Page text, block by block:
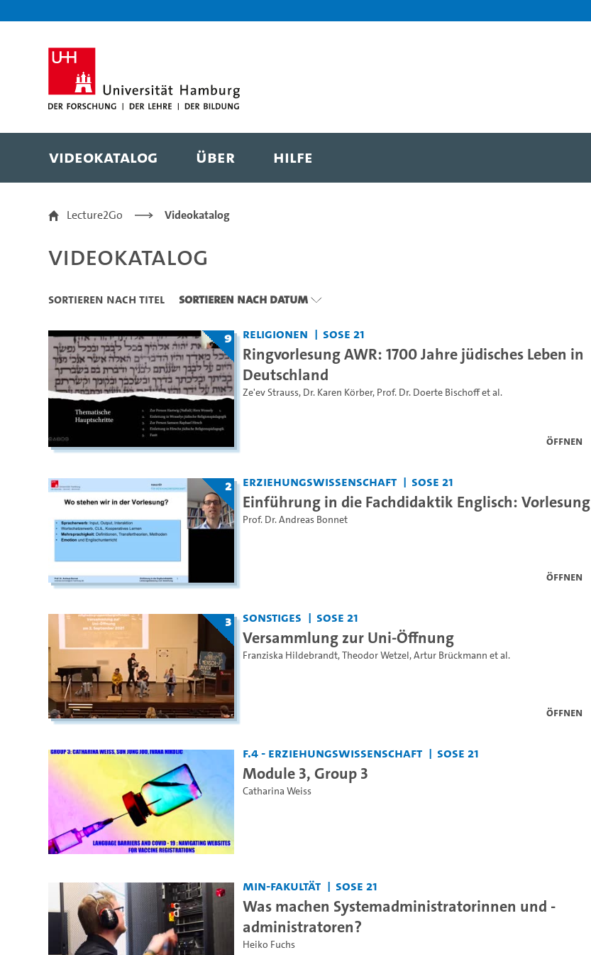
Videokatalog Über Hilfe
Videokatalog
Lecture2Go Videokatalog
Videokatalog
Sortieren nach Titel Sortieren nach Datum
9 Religionen SoSe 21
Ringvorlesung AWR: 1700 Jahre jüdisches Leben in
Deutschland
Ze'ev Strauss, Dr. Karen Körber, Prof. Dr. Doerte Bischoffet al.
Öffnen
2 Erziehungswissenschaft SoSe 21
Einführung in die Fachdidaktik Englisch: Vorlesung
Prof. Dr. Andreas Bonnet
Öffnen
3 Sonstiges SoSe 21
Versammlung zur Uni-Öffnung
Franziska Hildebrandt,Theodor Wetzel,Artur Brückmann et al.
Öffnen
F.4 - Erziehungswissenschaft SoSe 21
Module 3, Group 3
Catharina Weiss
MIN-Fakultät SoSe 21
Was machen Systemadministratorinnen und -
administratoren?
Heiko Fuchs